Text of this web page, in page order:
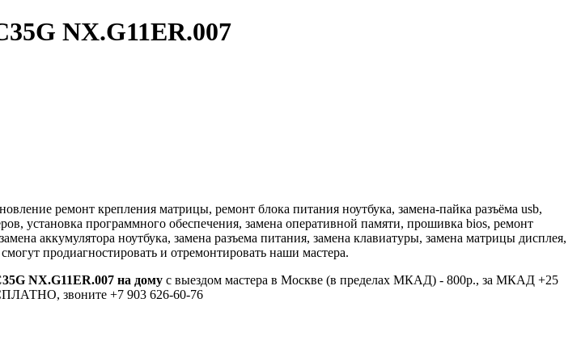
NX.G11ER.007
ремонт крепления матрицы, ремонт блока питания ноутбука, замена-пайка разъёма usb,
установка программного обеспечения, замена оперативной памяти, прошивка bios, ремонт
аккумулятора ноутбука, замена разъема питания, замена клавиатуры, замена матрицы дисплея,
продиагностировать и отремонтировать наши мастера.
NX.G11ER.007 на дому с выездом мастера в Москве (в пределах МКАД) - 800р., за МКАД +25
звоните +7 903 626-60-76